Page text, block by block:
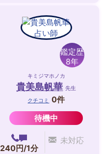
鑑定歴
8年
キミジマホノカ
貴美島帆華 先生
クチコミ
0件
待機中
240円/1分
未対応